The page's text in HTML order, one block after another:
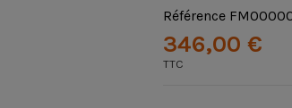
Référence
346,00 €
TTC